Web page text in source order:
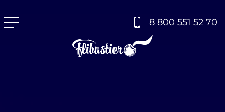
8 800 551 52 70